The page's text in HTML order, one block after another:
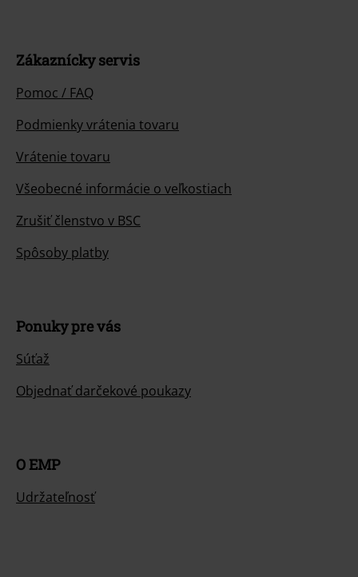
Zákaznícky servis
Pomoc / FAQ
Podmienky vrátenia tovaru
Vrátenie tovaru
Všeobecné informácie o veľkostiach
Zrušiť členstvo v BSC
Spôsoby platby
Ponuky pre vás
Súťaž
Objednať darčekové poukazy
O EMP
Udržateľnosť